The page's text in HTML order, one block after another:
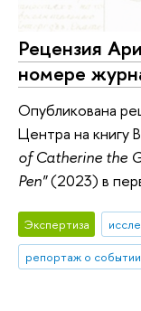
Рецензия
номере
Опубликована
Центра на книгу
of Catherine the
Pen"(2023) в
Экспертиза
репортаж о событии